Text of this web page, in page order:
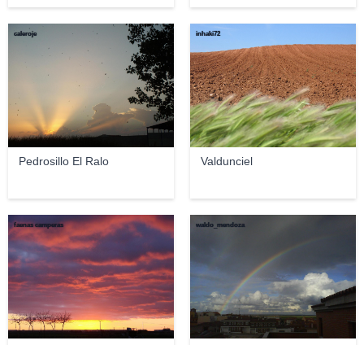
Pedrosillo El Ralo
caleroje
Valdunciel
inhaki72
faenas camperas waldo_mendoza